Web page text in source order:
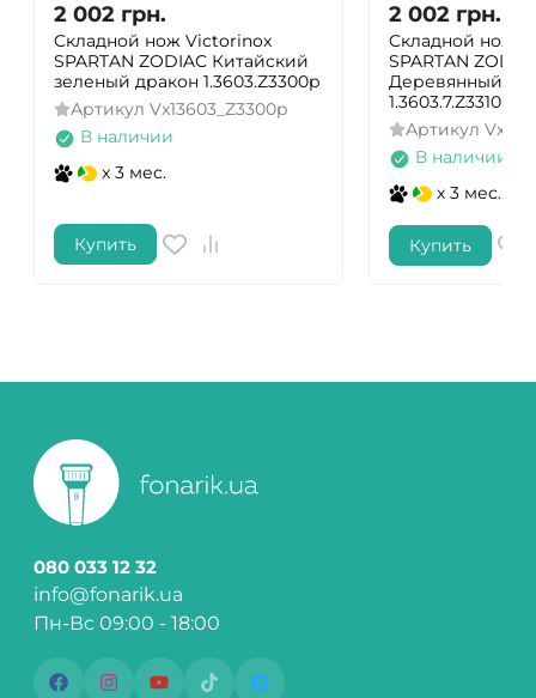
2 002 грн.
Складной нож Victorinox
SPARTAN ZODIAC Китайский
зеленый дракон 1.3603.Z3300p
Артикул Vx13603_Z3300p
В наличии
x 3 мес.
Купить
2 002 грн.
Складной нож
SPARTAN
Деревянный
1.3603.7.Z3310h
Артикул
В наличии
x 3 мес.
Купить
080 033 12 32
info@fonarik.ua
Пн-Вс 09:00 - 18:00